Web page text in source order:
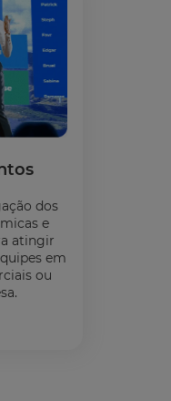
dos
e
atingir
em
ou